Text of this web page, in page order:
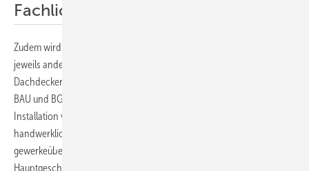
Fachliche Qualifikation sichergestellt
Zudem wird dadurch deutlich, dass die fachliche Qualifikation des
jeweils anderen Gewerks anerkannt wird. „Die Kooperation mit dem
Dachdeckerhandwerk, die durch die im Frühjahr 2024 mit ZVDH, BG
BAU und BG ETEM unterzeichnete Vereinbarung zur sicheren
Installation von PV-Anlagen ergänzt wird, bietet unseren e-
handwerklichen Betrieben wichtige Leitplanken für das
gewerkeübergreifende Arbeiten“, betont Alexander Neuhäuser
Hauptgeschäftsführer des ZVEH. „Zudem stellt sie auf beiden Seiten